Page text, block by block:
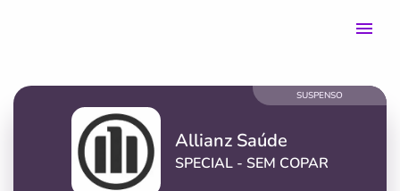
Allianz Saúde
SPECIAL - SEM COPAR
SUSPENSO